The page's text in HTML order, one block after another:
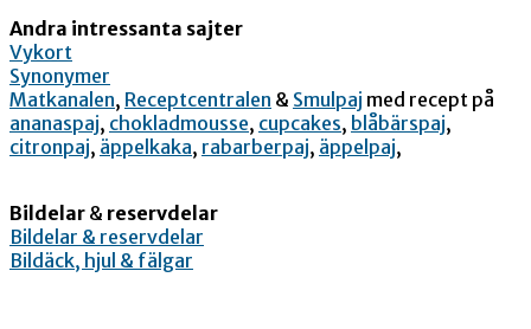
Andra intressanta sajter
Vykort
Synonymer
Matkanalen, Receptcentralen & Smulpaj med recept på
ananaspaj, chokladmousse, cupcakes, blåbärspaj,
citronpaj, äppelkaka, rabarberpaj, äppelpaj,
Bildelar & reservdelar
Bildelar & reservdelar
Bildäck, hjul & fälgar